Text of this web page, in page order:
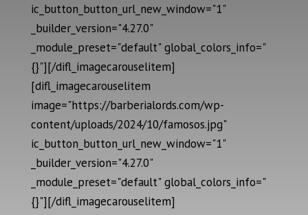
ic_button_button_url_new_window="1"
_builder_version="4.27.0"
_module_preset="default" global_colors_info="
{}"][/difl_imagecarouselitem]
[difl_imagecarouselitem
image="https://barberialords.com/wp-
content/uploads/2024/10/famosos.jpg"
ic_button_button_url_new_window="1"
_builder_version="4.27.0"
_module_preset="default" global_colors_info="
{}"][/difl_imagecarouselitem]